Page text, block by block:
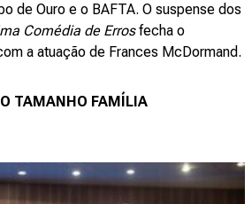
de Ouro e o BAFTA. O suspense dos
Comédia de Errosfecha o
a atuação de Frances McDormand.
TAMANHO FAMÍLIA